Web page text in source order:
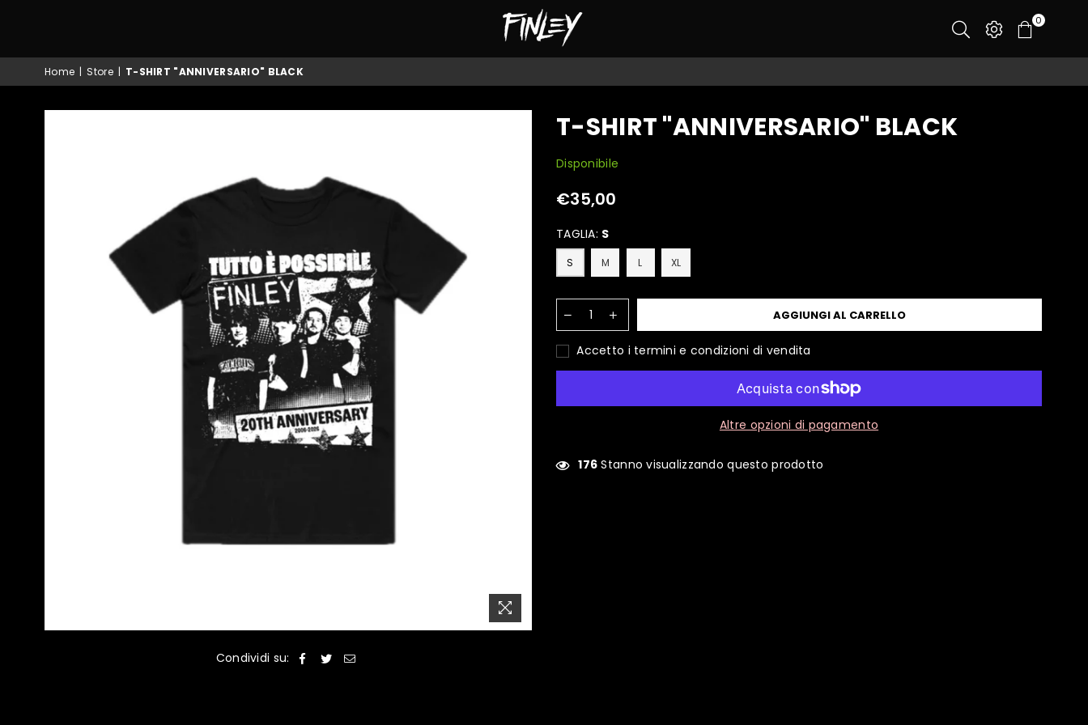
FINLEY
MERCH
0
Home | Store | T-SHIRT "ANNIVERSARIO" BLACK
Condividi su:
T-SHIRT "ANNIVERSARIO" BLACK
Disponibile
Prezzo
€35,00
TAGLIA: S
S M L XL
AGGIUNGI AL CARRELLO
Accetto i termini e condizioni di vendita
Altre opzioni di pagamento
176 Stanno visualizzando questo prodotto